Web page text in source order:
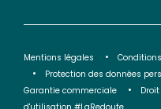
Mentions légales
Protection des données
Garantie commerciale